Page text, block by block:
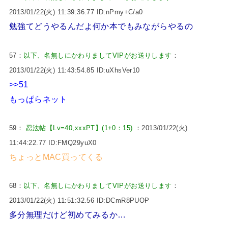
2013/01/22(火) 11:39:36.77 ID:nPmy+C/a0
勉強てどうやるんだよ何か本でもみながらやるの
57： 以下、名無しにかわりましてVIPがお送りします ：
2013/01/22(火) 11:43:54.85 ID:uXhsVer10
>>51
もっぱらネット
59： 忍法帖【Lv=40,xxxPT】(1+0：15)
：2013/01/22(火)
11:44:22.77 ID:FMQ29yuX0
ちょっとMAC買ってくる
68： 以下、名無しにかわりましてVIPがお送りします ：
2013/01/22(火) 11:51:32.56 ID:DCmR8PUOP
多分無理だけど初めてみるか…